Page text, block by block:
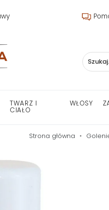
TWARZ I
CIAŁO
WŁOSY
Strona główna